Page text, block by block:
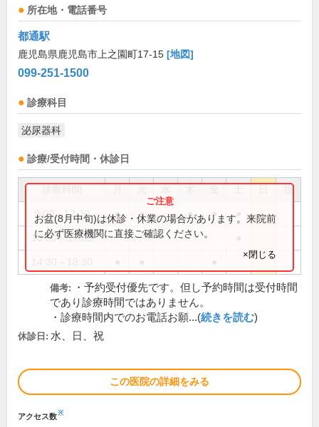
所在地・電話番号
都通駅
鹿児島県鹿児島市上之園町17-15 [地図]
099-251-1500
診療科目
泌尿器科
診療/受付時間・休診日
祝
9:00～12:30 ● ● ● ●
13:30～17:30
お盆(8月中旬)は休診・休業の場合があります。来院前
に必ず医療機関に直接ご確認ください。
×閉じる
備考:
・予約受付優先です。但し予約時間は受付時間
であり診療時間ではありません。
・診療時間内でのお電話お願...(続きを読む)
休診日: 水、日、祝
この医院の詳細をみる
アクセス数※